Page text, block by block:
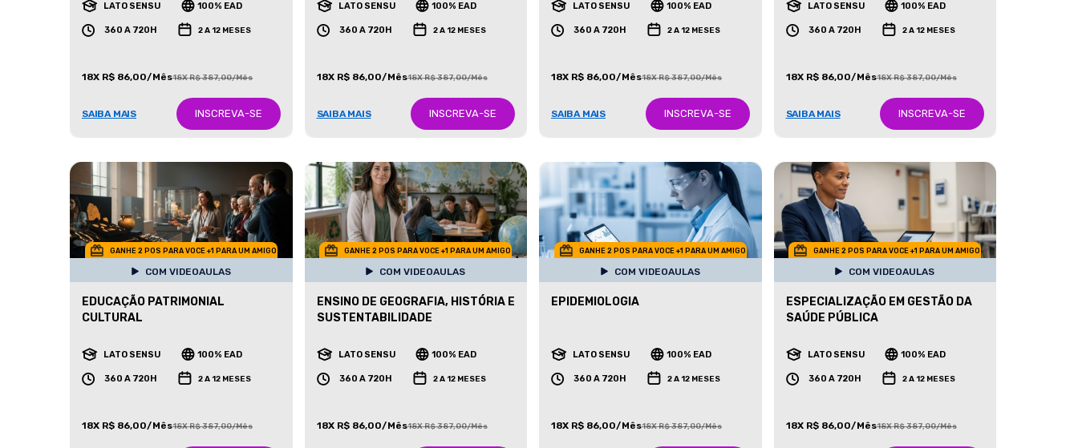
LATO SENSU 100% EAD
360 A 720H 2 A 12 MESES
18X R$ 86,00/Mês18X R$ 387,00/Mês
SAIBA MAIS INSCREVA-SE
LATO SENSU 100% EAD
360 A 720H 2 A 12 MESES
18X R$ 86,00/Mês18X R$ 387,00/Mês
SAIBA MAIS INSCREVA-SE
LATO SENSU 100% EAD
360 A 720H 2 A 12 MESES
18X R$ 86,00/Mês18X R$ 387,00/Mês
SAIBA MAIS INSCREVA-SE
LATO SENSU 100% EAD
360 A 720H 2 A 12 MESES
18X R$ 86,00/Mês18X R$ 387,00/Mês
SAIBA MAIS INSCREVA-SE
GANHE 2 POS PARA VOCE +1 PARA UM AMIGO
COM VIDEOAULAS
EDUCAÇÃO PATRIMONIAL
CULTURAL
LATO SENSU 100% EAD
360 A 720H 2 A 12 MESES
18X R$ 86,00/Mês18X R$ 387,00/Mês
GANHE 2 POS PARA VOCE +1 PARA UM AMIGO
COM VIDEOAULAS
ENSINO DE GEOGRAFIA, HISTÓRIA E
SUSTENTABILIDADE
LATO SENSU 100% EAD
360 A 720H 2 A 12 MESES
18X R$ 86,00/Mês18X R$ 387,00/Mês
GANHE 2 POS PARA VOCE +1 PARA UM AMIGO
COM VIDEOAULAS
EPIDEMIOLOGIA
LATO SENSU 100% EAD
360 A 720H 2 A 12 MESES
18X R$ 86,00/Mês18X R$ 387,00/Mês
GANHE 2 POS PARA VOCE +1 PARA UM AMIGO
COM VIDEOAULAS
ESPECIALIZAÇÃO EM GESTÃO DA
SAÚDE PÚBLICA
LATO SENSU 100% EAD
360 A 720H 2 A 12 MESES
18X R$ 86,00/Mês18X R$ 387,00/Mês